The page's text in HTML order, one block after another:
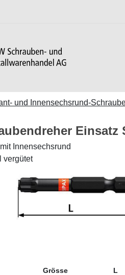
und Innensechsrund-
Einsatz
Innensechsrund
vergütet
Grösse L